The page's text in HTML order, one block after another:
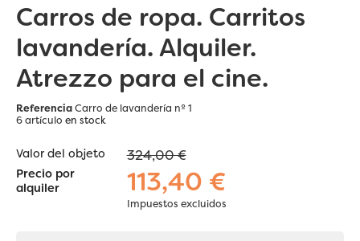
Carros de ropa. Carritos
lavandería. Alquiler.
Atrezzo para el cine.
ReferenciaCarro de lavandería nº 1
6 artículo en stock
Valor del objeto 324,00 €
Precio por
alquiler
113,40 €
Impuestos excluidos